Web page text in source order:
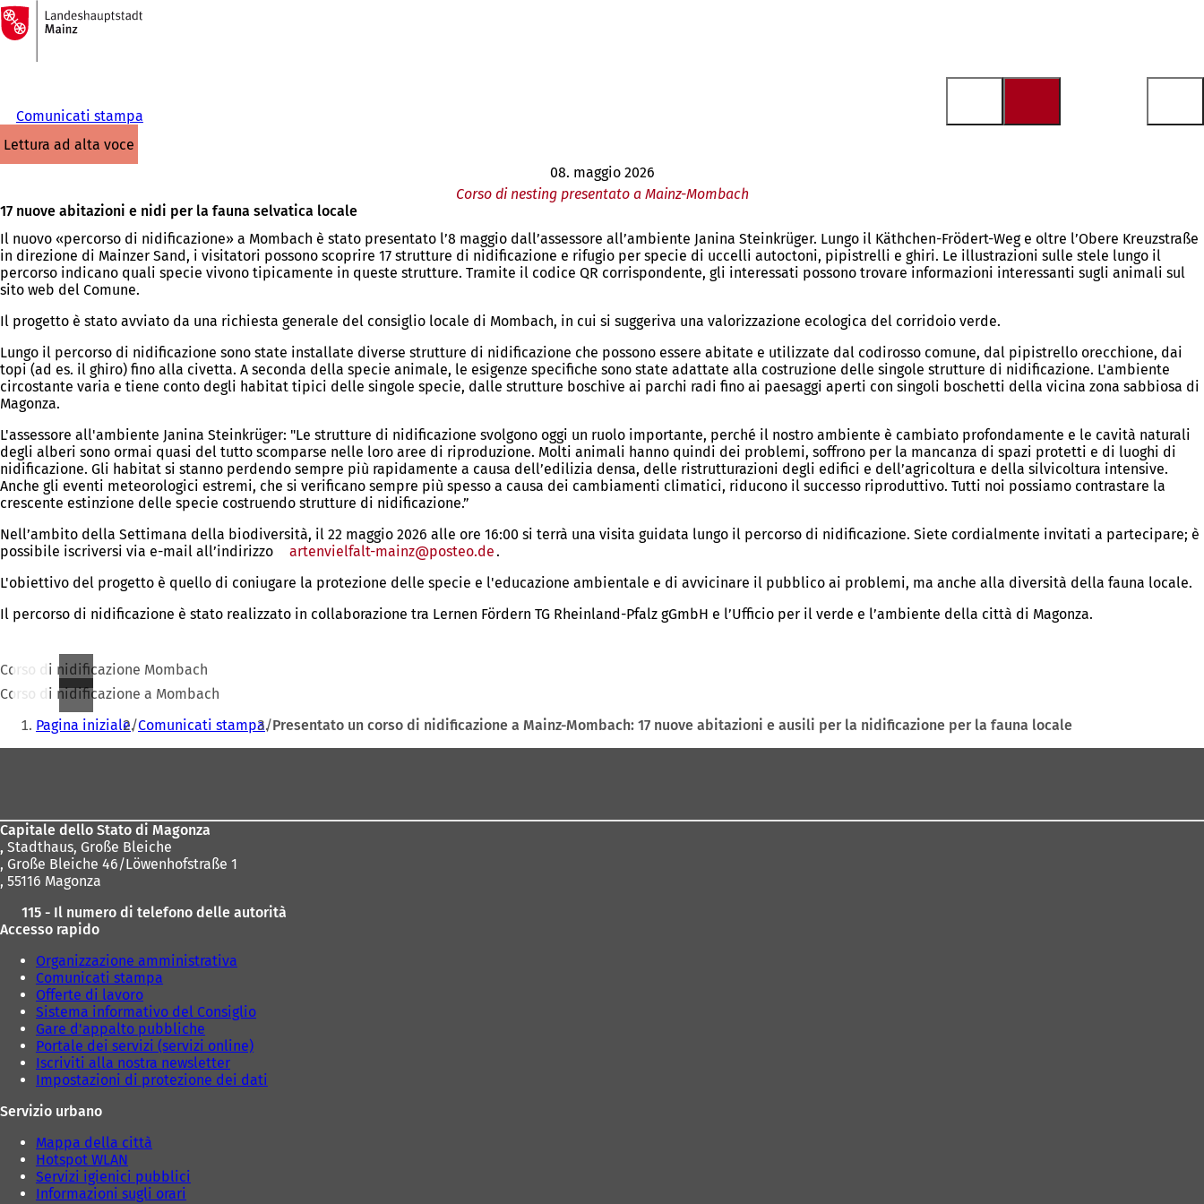
Vai al contenuto
Alla
pagina
iniziale
Comunicati stampa
lettura ad alta voce
08. maggio 2026
Corso di nesting presentato a Mainz-Mombach
17 nuove abitazioni e nidi per la fauna selvatica locale
Il nuovo «percorso di nidificazione» a Mombach è stato presentato l’8 maggio dall’assessore all’ambiente Janina Steinkrüger. Lungo il Käthchen-Frödert-Weg e oltre l’Obere Kreuzstraße
in direzione di Mainzer Sand, i visitatori possono scoprire 17 strutture di nidificazione e rifugio per specie di uccelli autoctoni, pipistrelli e ghiri. Le illustrazioni sulle stele lungo il
percorso indicano quali specie vivono tipicamente in queste strutture. Tramite il codice QR corrispondente, gli interessati possono trovare informazioni interessanti sugli animali sul
sito web del Comune.
Il progetto è stato avviato da una richiesta generale del consiglio locale di Mombach, in cui si suggeriva una valorizzazione ecologica del corridoio verde.
Lungo il percorso di nidificazione sono state installate diverse strutture di nidificazione che possono essere abitate e utilizzate dal codirosso comune, dal pipistrello orecchione, dai
topi (ad es. il ghiro) fino alla civetta. A seconda della specie animale, le esigenze specifiche sono state adattate alla costruzione delle singole strutture di nidificazione. L'ambiente
circostante varia e tiene conto degli habitat tipici delle singole specie, dalle strutture boschive ai parchi radi fino ai paesaggi aperti con singoli boschetti della vicina zona sabbiosa di
Magonza.
L'assessore all'ambiente Janina Steinkrüger: "Le strutture di nidificazione svolgono oggi un ruolo importante, perché il nostro ambiente è cambiato profondamente e le cavità naturali
degli alberi sono ormai quasi del tutto scomparse nelle loro aree di riproduzione. Molti animali hanno quindi dei problemi, soffrono per la mancanza di spazi protetti e di luoghi di
nidificazione. Gli habitat si stanno perdendo sempre più rapidamente a causa dell’edilizia densa, delle ristrutturazioni degli edifici e dell’agricoltura e della silvicoltura intensive.
Anche gli eventi meteorologici estremi, che si verificano sempre più spesso a causa dei cambiamenti climatici, riducono il successo riproduttivo. Tutti noi possiamo contrastare la
crescente estinzione delle specie costruendo strutture di nidificazione.”
Nell’ambito della Settimana della biodiversità, il 22 maggio 2026 alle ore 16:00 si terrà una visita guidata lungo il percorso di nidificazione. Siete cordialmente invitati a partecipare; è
possibile iscriversi via e-mail all’indirizzo
artenvielfalt-mainz posteo de.
L'obiettivo del progetto è quello di coniugare la protezione delle specie e l'educazione ambientale e di avvicinare il pubblico ai problemi, ma anche alla diversità della fauna locale.
Il percorso di nidificazione è stato realizzato in collaborazione tra Lernen Fördern TG Rheinland-Pfalz gGmbH e l’Ufficio per il verde e l’ambiente della città di Magonza.
Corso di nidificazione Mombach
Corso di nidificazione a Mombach
Siete
qui:
Pagina iniziale Comunicati stampa Presentato un corso di nidificazione a Mainz-Mombach: 17 nuove abitazioni e ausili per la nidificazione per la fauna locale
Capitale dello Stato di Magonza
, Stadthaus, Große Bleiche
, Große Bleiche 46/Löwenhofstraße 1
, 55116 Magonza
115 - Il numero di telefono delle autorità
Accesso rapido
Organizzazione amministrativa
Comunicati stampa
Offerte di lavoro
Sistema informativo del Consiglio
Gare d'appalto pubbliche
Portale dei servizi (servizi online)
Iscriviti alla nostra newsletter
Impostazioni di protezione dei dati
Servizio urbano
Mappa della città
Hotspot WLAN
Servizi igienici pubblici
Informazioni sugli orari